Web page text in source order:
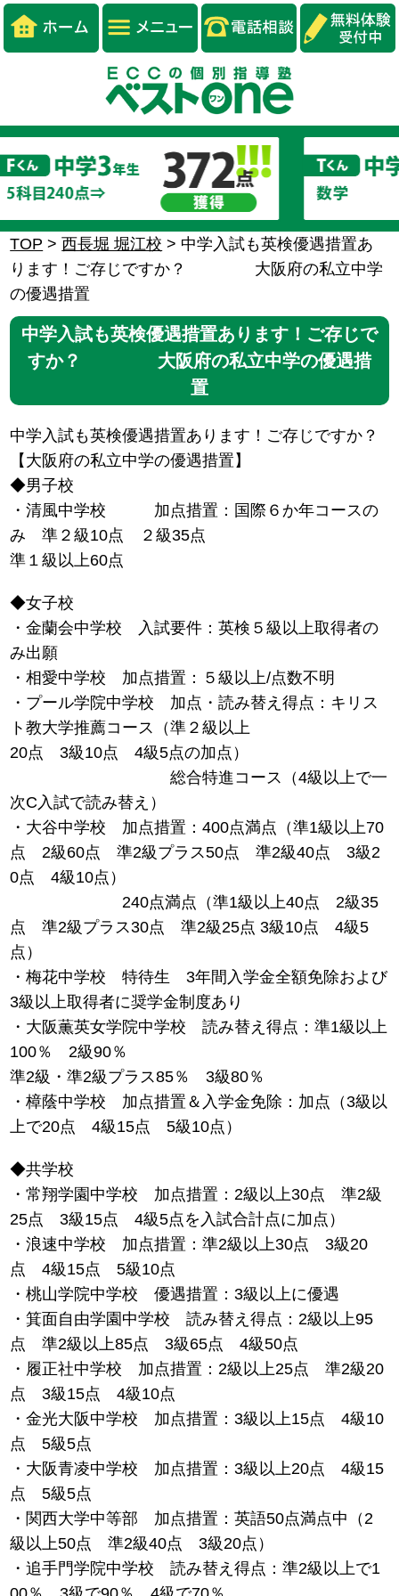
TOP >西長堀 堀江校 > 中学入試も英検優遇措置あ
ります！ご存じですか？ 大阪府の私立中学
の優遇措置
中学入試も英検優遇措置あります！ご存じで
すか？ 大阪府の私立中学の優遇措
置
中学入試も英検優遇措置あります！ご存じですか？
【大阪府の私立中学の優遇措置】
◆男子校
・清風中学校 加点措置：国際６か年コースの
み 準２級10点 ２級35点
準１級以上60点
◆女子校
・金蘭会中学校 入試要件：英検５級以上取得者の
み出願
・相愛中学校 加点措置：５級以上/点数不明
・プール学院中学校 加点・読み替え得点：キリス
ト教大学推薦コース（準２級以上
20点 3級10点 4級5点の加点）
総合特進コース（4級以上で一
次C入試で読み替え）
・大谷中学校 加点措置：400点満点（準1級以上70
点 2級60点 準2級プラス50点 準2級40点 3級2
0点 4級10点）
240点満点（準1級以上40点 2級35
点 準2級プラス30点 準2級25点 3級10点 4級5
点）
・梅花中学校 特待生 3年間入学金全額免除および
3級以上取得者に奨学金制度あり
・大阪薫英女学院中学校 読み替え得点：準1級以上
100％ 2級90％
準2級・準2級プラス85％ 3級80％
・樟蔭中学校 加点措置＆入学金免除：加点（3級以
上で20点 4級15点 5級10点）
◆共学校
・常翔学園中学校 加点措置：2級以上30点 準2級
25点 3級15点 4級5点を入試合計点に加点）
・浪速中学校 加点措置：準2級以上30点 3級20
点 4級15点 5級10点
・桃山学院中学校 優遇措置：3級以上に優遇
・箕面自由学園中学校 読み替え得点：2級以上95
点 準2級以上85点 3級65点 4級50点
・履正社中学校 加点措置：2級以上25点 準2級20
点 3級15点 4級10点
・金光大阪中学校 加点措置：3級以上15点 4級10
点 5級5点
・大阪青凌中学校 加点措置：3級以上20点 4級15
点 5級5点
・関西大学中等部 加点措置：英語50点満点中（2
級以上50点 準2級40点 3級20点）
・追手門学院中学校 読み替え得点：準2級以上で1